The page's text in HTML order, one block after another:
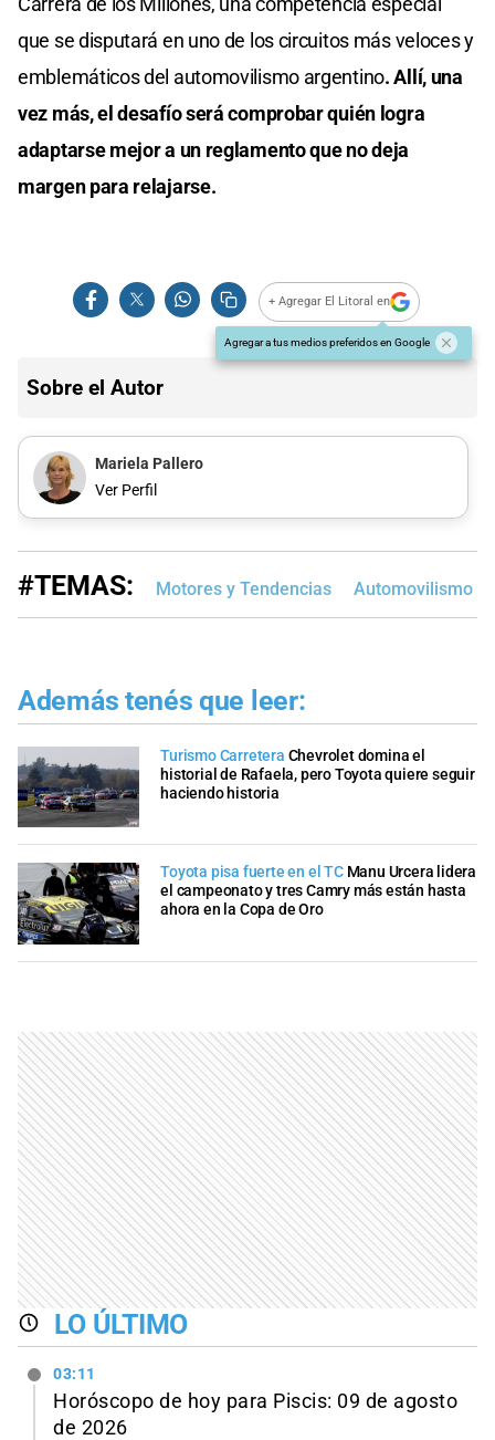
que se disputará en uno de los circuitos más veloces y
emblemáticos del automovilismo argentino. Allí, una
vez más, el desafío será comprobar quién logra
adaptarse mejor a un reglamento que no deja
margen para relajarse.
+ Agregar El Litoral en
Agregar a tus medios preferidos en Google
Sobre el Autor
Mariela Pallero
Ver Perfil
#TEMAS: Motores y Tendencias Automovilismo
Además tenés que leer:
Turismo Carretera Chevrolet domina el
historial de Rafaela, pero Toyota quiere seguir
haciendo historia
Toyota pisa fuerte en el TC Manu Urcera lidera
el campeonato y tres Camry más están hasta
ahora en la Copa de Oro
LO ÚLTIMO
03:11
Horóscopo de hoy para Piscis: 09 de agosto
de 2026